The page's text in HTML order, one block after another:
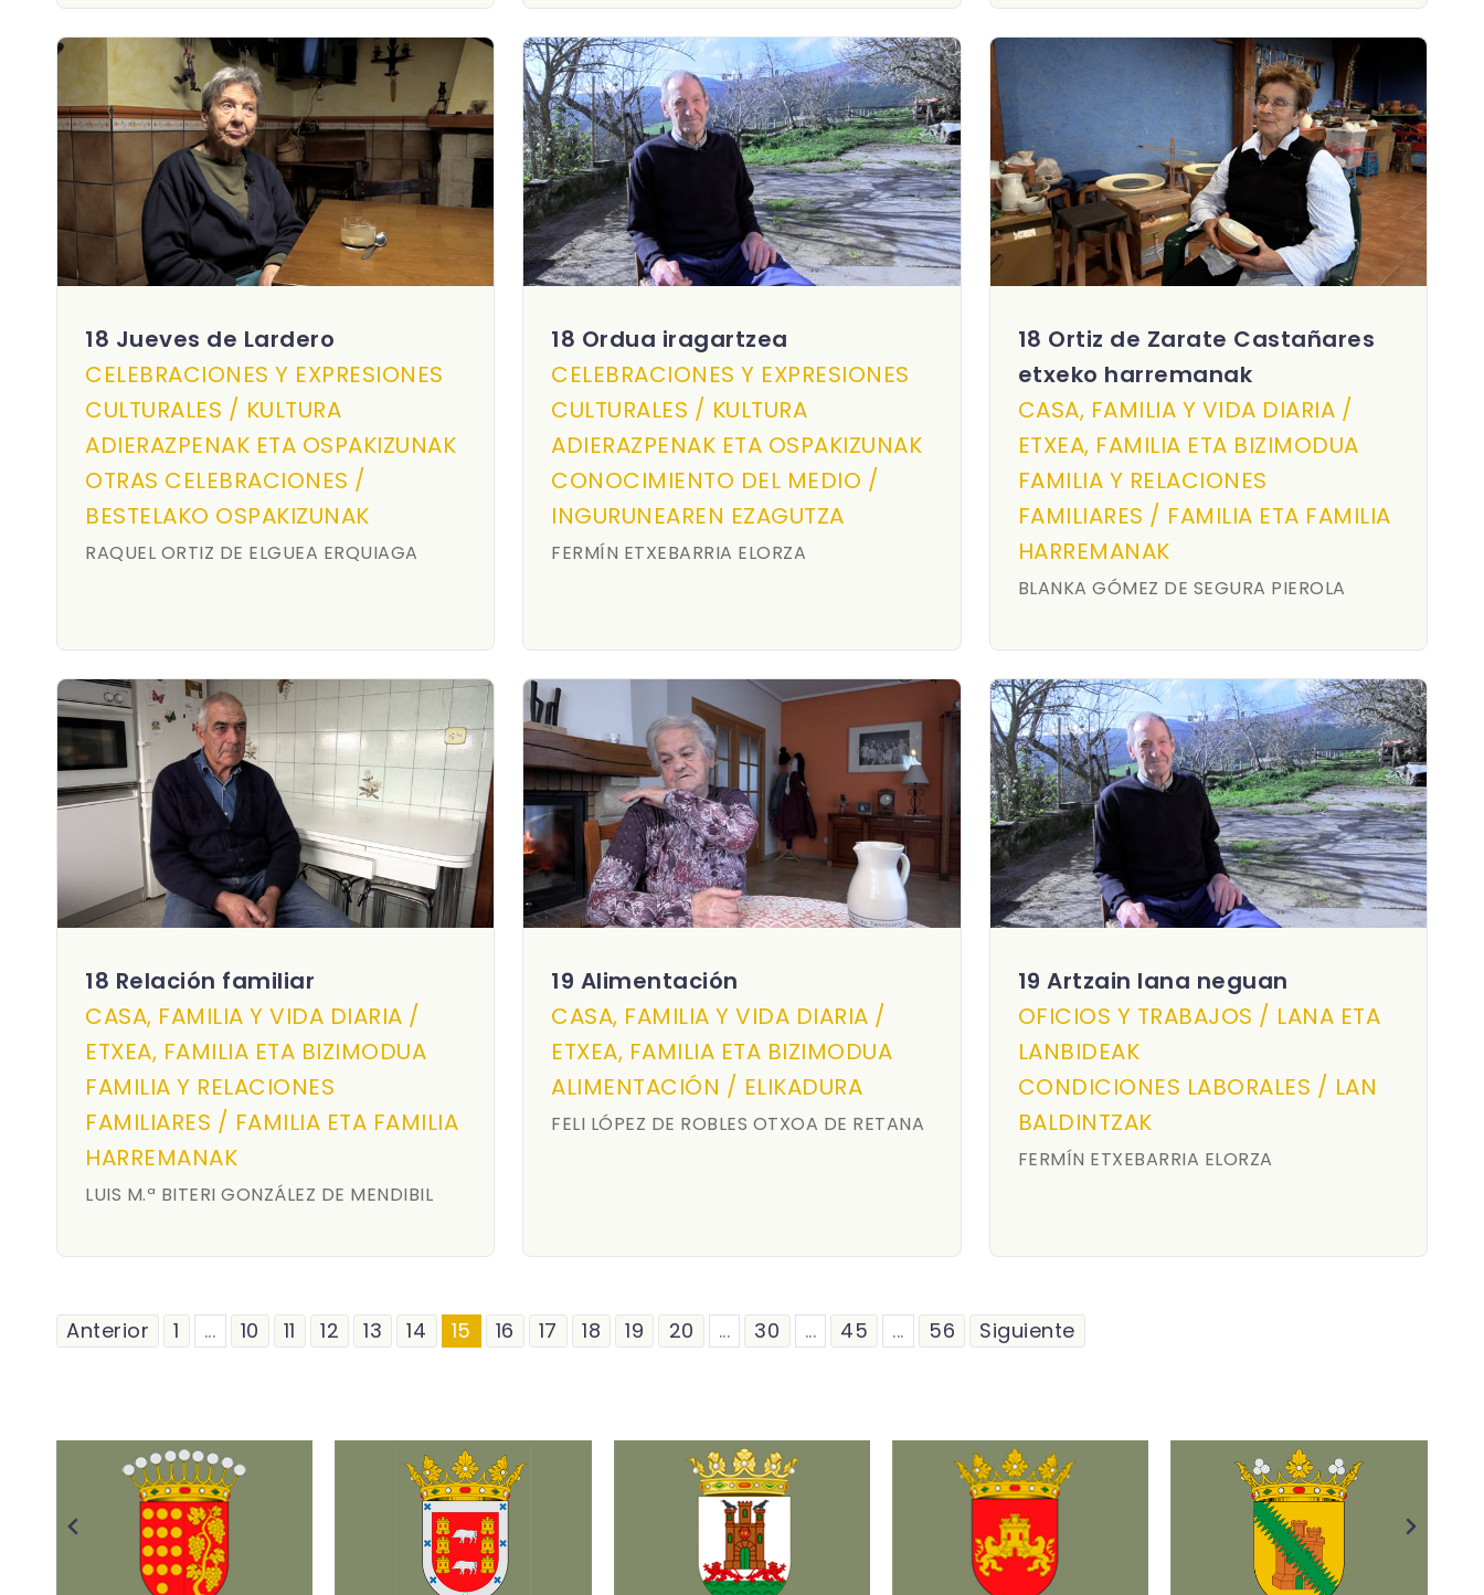
18 Jueves de Lardero
CELEBRACIONES Y EXPRESIONES
CULTURALES / KULTURA
ADIERAZPENAK ETA OSPAKIZUNAK
OTRAS CELEBRACIONES /
BESTELAKO OSPAKIZUNAK
RAQUEL ORTIZ DE ELGUEA ERQUIAGA
18 Ordua iragartzea
CELEBRACIONES Y EXPRESIONES
CULTURALES / KULTURA
ADIERAZPENAK ETA OSPAKIZUNAK
CONOCIMIENTO DEL MEDIO /
INGURUNEAREN EZAGUTZA
FERMÍN ETXEBARRIA ELORZA
18 Ortiz de Zarate Castañares
etxeko harremanak
CASA, FAMILIA Y VIDA DIARIA /
ETXEA, FAMILIA ETA BIZIMODUA
FAMILIA Y RELACIONES
FAMILIARES / FAMILIA ETA FAMILIA
HARREMANAK
BLANKA GÓMEZ DE SEGURA PIEROLA
18 Relación familiar
CASA, FAMILIA Y VIDA DIARIA /
ETXEA, FAMILIA ETA BIZIMODUA
FAMILIA Y RELACIONES
FAMILIARES / FAMILIA ETA FAMILIA
HARREMANAK
LUIS M.ª BITERI GONZÁLEZ DE MENDIBIL
19 Alimentación
CASA, FAMILIA Y VIDA DIARIA /
ETXEA, FAMILIA ETA BIZIMODUA
ALIMENTACIÓN / ELIKADURA
FELI LÓPEZ DE ROBLES OTXOA DE RETANA
19 Artzain lana neguan
OFICIOS Y TRABAJOS / LANA ETA
LANBIDEAK
CONDICIONES LABORALES / LAN
BALDINTZAK
FERMÍN ETXEBARRIA ELORZA
Anterior 1 ... 10 11 12 13 14 15 16 17 18 19 20 ... 30 ... 45 ... 56 Siguiente